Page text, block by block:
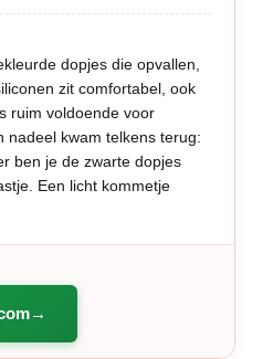
dopjes die opvallen,
zit comfortabel, ook
ruim voldoende voor
nadeel kwam telkens terug:
ben je de zwarte dopjes
Een licht kommetje